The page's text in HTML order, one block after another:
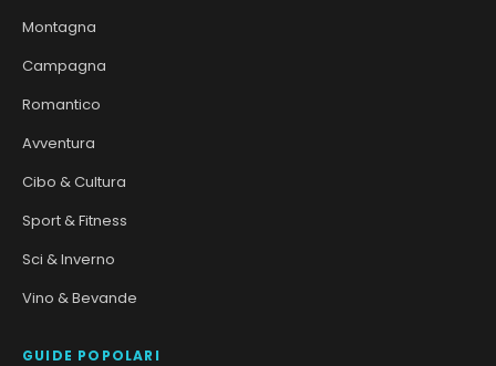
Montagna
Campagna
Romantico
Avventura
Cibo & Cultura
Sport & Fitness
Sci & Inverno
Vino & Bevande
GUIDE POPOLARI